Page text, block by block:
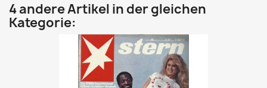
4 andere Artikel in der gleichen
Kategorie: